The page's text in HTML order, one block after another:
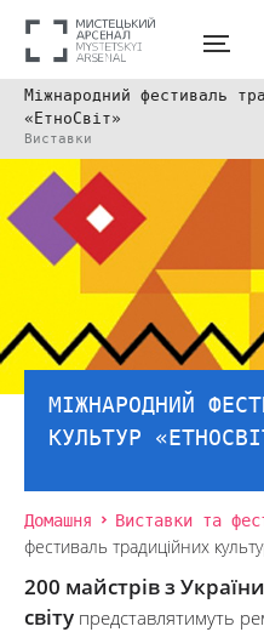
Міжнародний фестиваль
«ЕтноСвіт»
Виставки
МІЖНАРОДНИЙ
КУЛЬТУР
Домашня Виставки та
фестиваль традиційних
200 майстрів з
світу представлятимуть